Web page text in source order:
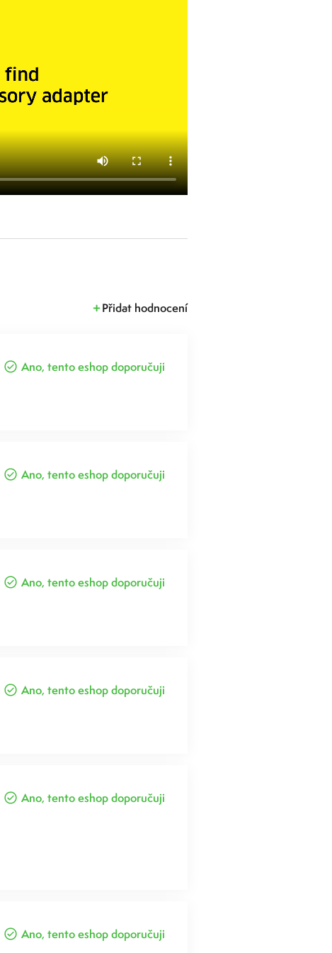
Přidat hodnocení
Ano, tento eshop doporučuji
Ano, tento eshop doporučuji
Ano, tento eshop doporučuji
Ano, tento eshop doporučuji
Ano, tento eshop doporučuji
Ano, tento eshop doporučuji